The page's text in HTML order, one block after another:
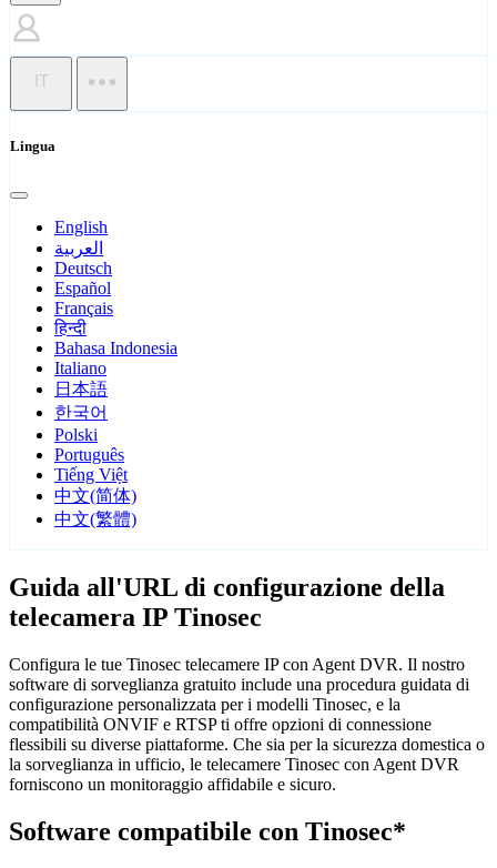
IT
Lingua
English
العربية
Deutsch
Español
Français
हिन्दी
Bahasa Indonesia
Italiano
日本語
한국어
Polski
Português
Tiếng Việt
中文(简体)
中文(繁體)
Guida all'URL di configurazione della
telecamera IP Tinosec
Configura le tue Tinosec telecamere IP con Agent DVR. Il nostro
software di sorveglianza gratuito include una procedura guidata di
configurazione personalizzata per i modelli Tinosec, e la
compatibilità ONVIF e RTSP ti offre opzioni di connessione
flessibili su diverse piattaforme. Che sia per la sicurezza domestica o
la sorveglianza in ufficio, le telecamere Tinosec con Agent DVR
forniscono un monitoraggio affidabile e sicuro.
Software compatibile con Tinosec*